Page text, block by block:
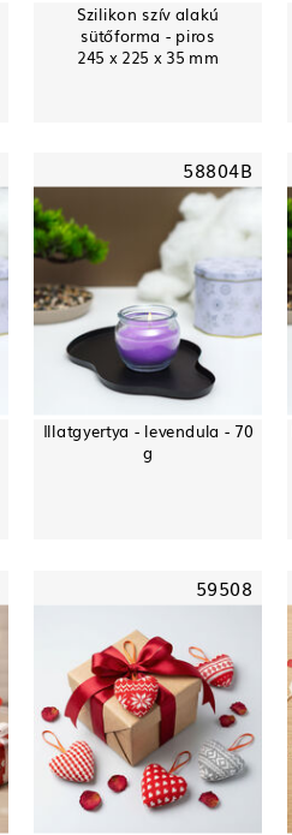
Szilikon szív alakú
sütőforma - piros
245 x 225 x 35 mm
58804B
Illatgyertya - levendula - 70
g
59508